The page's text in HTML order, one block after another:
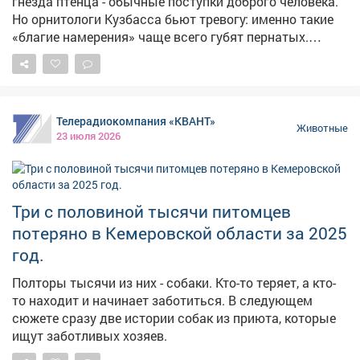
Но орнитологи Кузбасса бьют тревогу: именно такие
«благие намерения» чаще всего губят пернатых.
Почему наша забота оборачивается трагедией и как
на самом деле спасти птицу в большом городе, у
появляются слётки - взъерошенные неуклюжие
птенцы ворон, сорок или сов. Они выглядят
беспомощными, и прохожие, движимые жалостью,
забирают их домой. Орнитологи называют это
«кражей детей из природы». «Родители всегда
находятся рядом, - объясняет заместитель
председателя Кемеровского отделения Союза охраны
птиц России Елизавета Баранова. - Они следят за
птенцом и кормят его, даже если он сидит на земле.
Если малыш полностью оперился, бодр и на нём нет
видимых ран - просто пройдите мимо. Максимум, что
можно сделать, если место кажется вам опасным -
например, рядом проезжая часть или гуляют кошки,
собаки, - это аккуратно пересадить птенца на
Телерадиокомпания «КВАНТ»
23 июля 2026
Животные
Три с половиной тысячи питомцев
потеряно в Кемеровской области за 2025
год.
Полторы тысячи из них - собаки. Кто-то теряет, а кто-
то находит и начинает заботиться. В следующем
сюжете сразу две истории собак из приюта, которые
ищут заботливых хозяев.